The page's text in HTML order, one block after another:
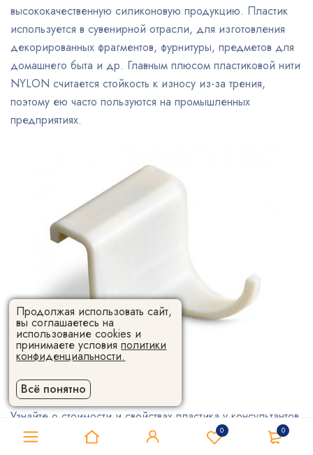
0 0
высококачественную силиконовую продукцию. Пластик
используется в сувенирной отрасли, для изготовления
декорированных фрагментов, фурнитуры, предметов для
домашнего быта и др. Главным плюсом пластиковой нити
NYLON считается стойкость к износу из-за трения,
поэтому ею часто пользуются на промышленных
предприятиях.
Узнайте о стоимости и свойствах пластика у консультантов
и приобретайте подходящий товар по лучшей цене. В
Продолжая использовать сайт,
вы соглашаетесь на
использование cookies и
принимаете условияполитики
конфиденциальности.
Всё понятно